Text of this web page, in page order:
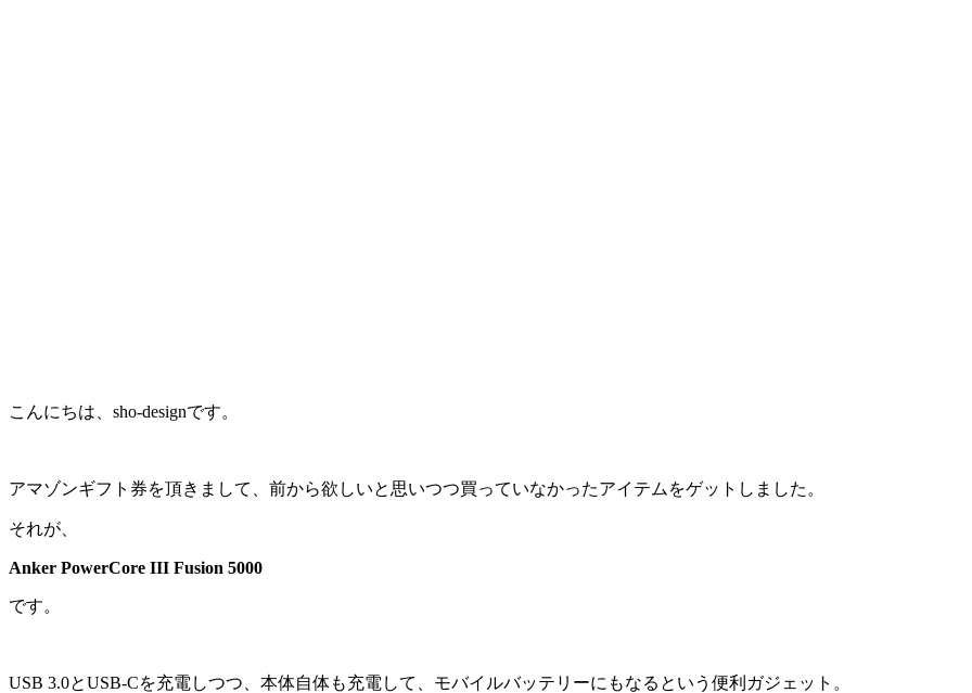
こんにちは、sho-designです。
アマゾンギフト券を頂きまして、前から欲しいと思いつつ買っていなかったアイテムをゲットしました。
それが、
Anker PowerCore III Fusion 5000
です。
USB 3.0とUSB-Cを充電しつつ、本体自体も充電して、モバイルバッテリーにもなるという便利ガジェット。